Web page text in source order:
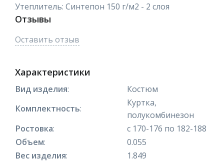
Утеплитель: Синтепон 150 г/м2 - 2 слоя
Отзывы
Оставить отзыв
Характеристики
Вид изделия:
Костюм
Комплектность:
Куртка,
полукомбинезон
Ростовка:
с 170-176 по 182-188
Объем:
0.055
Вес изделия:
1.849